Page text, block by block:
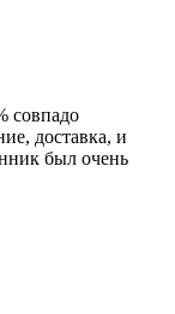
совпадо
доставка, и
был очень